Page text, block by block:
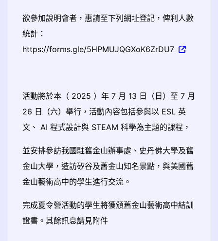
欲參加說明會者，惠請至下列網址登記，俾利人數
統計：
https://forms.gle/5HPMUJQGXoK6ZrDU7
活動將於本（ 2025 ）年 7 月 13 日（日）至 7 月
26 日（六）舉行，活動內容包括參與以 ESL 英
文、 AI 程式設計與 STEAM 科學為主題的課程，
並安排參訪我國駐舊金山辦事處、史丹佛大學及舊
金山大學，造訪矽谷及舊金山知名景點，與美國舊
金山藝術高中的學生進行交流。
完成夏令營活動的學生將獲頒舊金山藝術高中結訓
證書。其餘訊息請見附件